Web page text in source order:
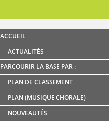
ACCUEIL
ACTUALITÉS
PARCOURIR LA BASE PAR :
PLAN DE CLASSEMENT
PLAN (MUSIQUE CHORALE)
NOUVEAUTÉS